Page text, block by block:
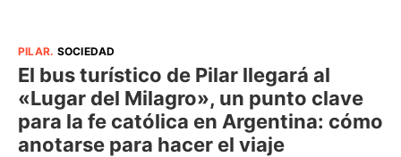
PILAR. SOCIEDAD
El bus turístico de Pilar llegará al
«Lugar del Milagro», un punto clave
para la fe católica en Argentina: cómo
anotarse para hacer el viaje